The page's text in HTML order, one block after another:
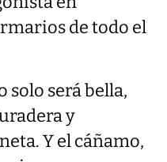
de todo el
solo será bella,
y
Y el cáñamo,